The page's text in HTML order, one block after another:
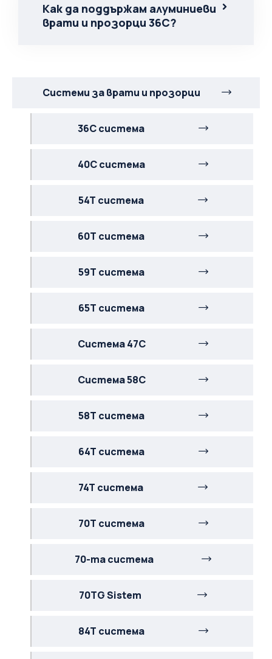
Как да поддържам алуминиеви
врати и прозорци 36C?
Системи за врати и прозорци
36C система
40C система
54T система
60T система
59T система
65T система
Система 47C
Система 58C
58T система
64T система
74T система
70T система
70-та система
70TG Sistem
84T система